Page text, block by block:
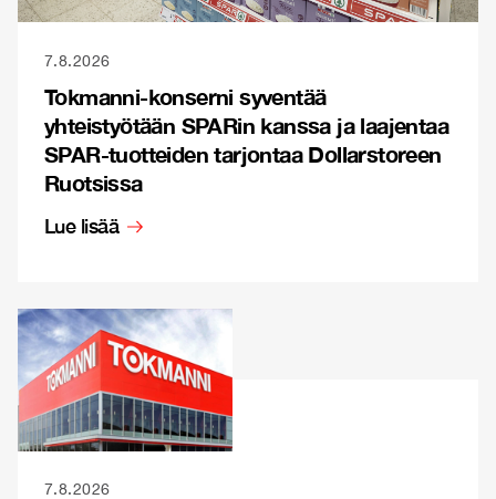
7.8.2026
Tokmanni-konserni syventää
yhteistyötään SPARin kanssa ja laajentaa
SPAR-tuotteiden tarjontaa Dollarstoreen
Ruotsissa
Lue lisää
7.8.2026